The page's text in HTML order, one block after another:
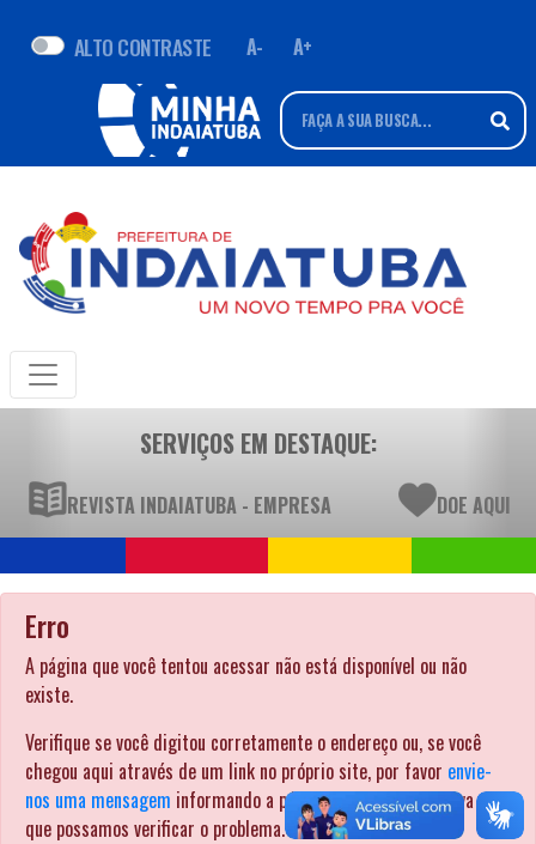
ALTO CONTRASTE A- A+
SERVIÇOS EM DESTAQUE:
REVISTA INDAIATUBA - EMPRESA DOE AQUI
Erro
A página que você tentou acessar não está disponível ou não
existe.
Verifique se você digitou corretamente o endereço ou, se você
chegou aqui através de um link no próprio site, por favor envie-
nos uma mensagem informando a página pela qual procurava para
que possamos verificar o problema. .